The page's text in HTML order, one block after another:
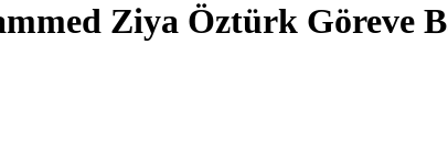
Ziya Öztürk Göreve